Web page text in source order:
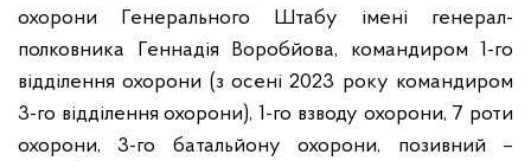
охорони Генерального Штабу імені генерал-
полковника Геннадія Воробйова, командиром 1-го
відділення охорони (з осені 2023 року командиром
3-го відділення охорони), 1-го взводу охорони, 7 роти
охорони, 3-го батальйону охорони, позивний –